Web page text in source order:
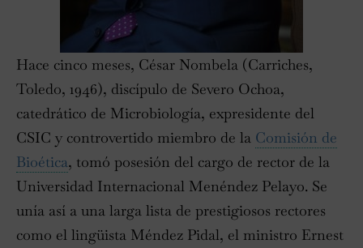
Hace cinco meses, César Nombela (Carriches,
Toledo, 1946), discípulo de Severo Ochoa,
catedrático de Microbiología, expresidente del
CSIC y controvertido miembro de la Comisión de
Bioética, tomó posesión del cargo de rector de la
Universidad Internacional Menéndez Pelayo. Se
unía así a una larga lista de prestigiosos rectores
como el lingüista Méndez Pidal, el ministro Ernest